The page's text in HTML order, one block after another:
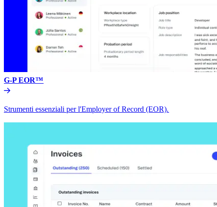
G-P EOR™​​
Strumenti essenziali per l'Employer of Record (EOR).​​